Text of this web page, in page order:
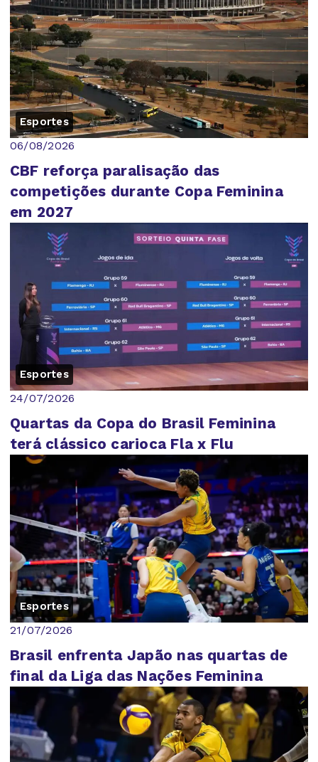
Esportes
06/08/2026
CBF reforça paralisação das
competições durante Copa Feminina
em 2027
Esportes
24/07/2026
Quartas da Copa do Brasil Feminina
terá clássico carioca Fla x Flu
Esportes
21/07/2026
Brasil enfrenta Japão nas quartas de
final da Liga das Nações Feminina